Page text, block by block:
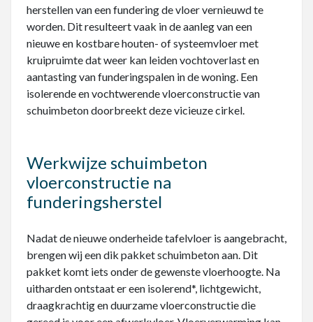
herstellen van een fundering de vloer vernieuwd te
worden. Dit resulteert vaak in de aanleg van een
nieuwe en kostbare houten- of systeemvloer met
kruipruimte dat weer kan leiden vochtoverlast en
aantasting van funderingspalen in de woning. Een
isolerende en vochtwerende vloerconstructie van
schuimbeton doorbreekt deze vicieuze cirkel.
Werkwijze schuimbeton
vloerconstructie na
funderingsherstel
Nadat de nieuwe onderheide tafelvloer is aangebracht,
brengen wij een dik pakket schuimbeton aan. Dit
pakket komt iets onder de gewenste vloerhoogte. Na
uitharden ontstaat er een isolerend*, lichtgewicht,
draagkrachtig en duurzame vloerconstructie die